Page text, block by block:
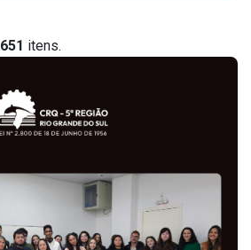
651 itens.